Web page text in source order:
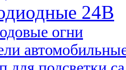
24B
огни